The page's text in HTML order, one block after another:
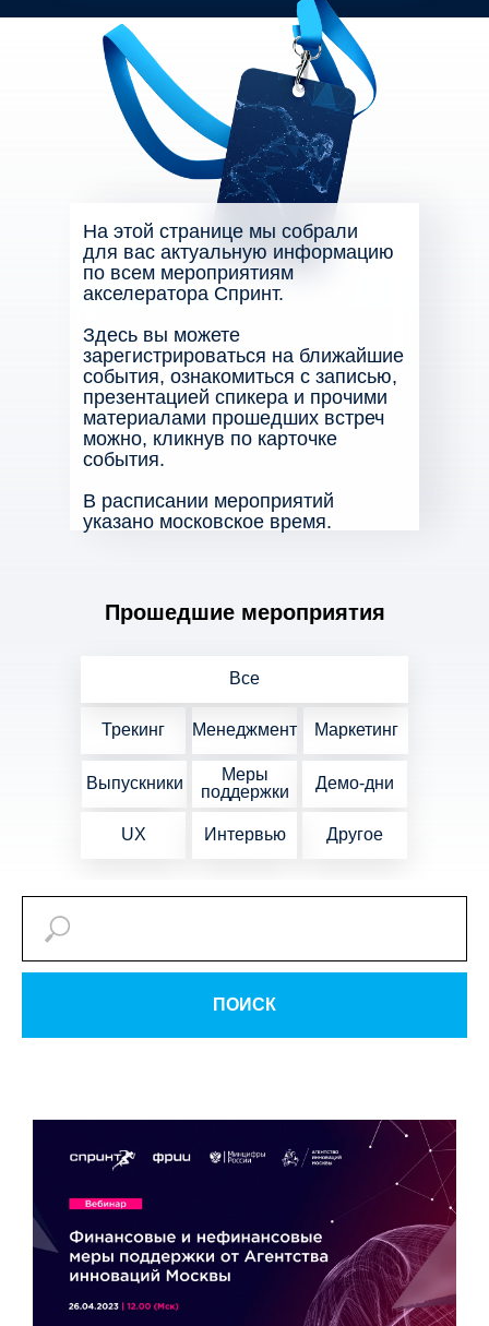
На этой странице мы собрали
для вас актуальную информацию
по всем мероприятиям
акселератора Спринт.
Здесь вы можете
зарегистрироваться на ближайшие
события, ознакомиться с записью,
презентацией спикера и прочими
материалами прошедших встреч
можно, кликнув по карточке
события.
В расписании мероприятий
указано московское время.
Прошедшие мероприятия
Трекинг Менеджмент Маркетинг
Выпускники
Меры
поддержки
Демо-дни
Все
UX Другое
Интервью
ПОИСК